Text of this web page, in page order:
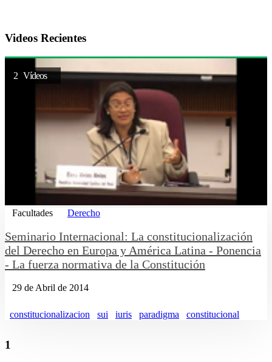
Videos Recientes
2 Vídeos
Facultades Derecho
Seminario Internacional: La constitucionalización
del Derecho en Europa y América Latina - Ponencia
- La fuerza normativa de la Constitución
29 de Abril de 2014
constitucionalizacion sui iuris paradigma constitucional
1